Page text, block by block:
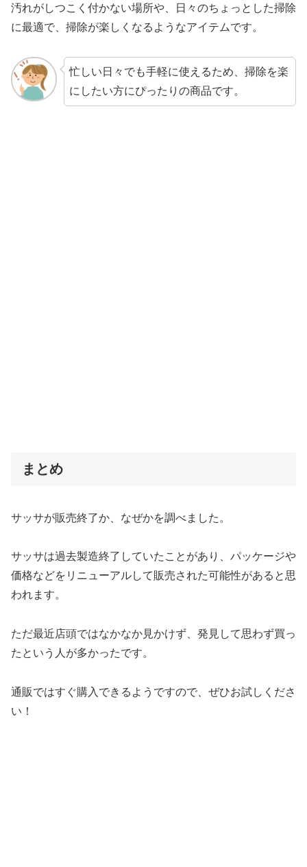
汚れがしつこく付かない場所や、日々のちょっとした掃除
に最適で、掃除が楽しくなるようなアイテムです。
忙しい日々でも手軽に使えるため、掃除を楽
にしたい方にぴったりの商品です。
まとめ
サッサが販売終了か、なぜかを調べました。
サッサは過去製造終了していたことがあり、パッケージや
価格などをリニューアルして販売された可能性があると思
われます。
ただ最近店頭ではなかなか見かけず、発見して思わず買っ
たという人が多かったです。
通販ではすぐ購入できるようですので、ぜひお試しくださ
い！